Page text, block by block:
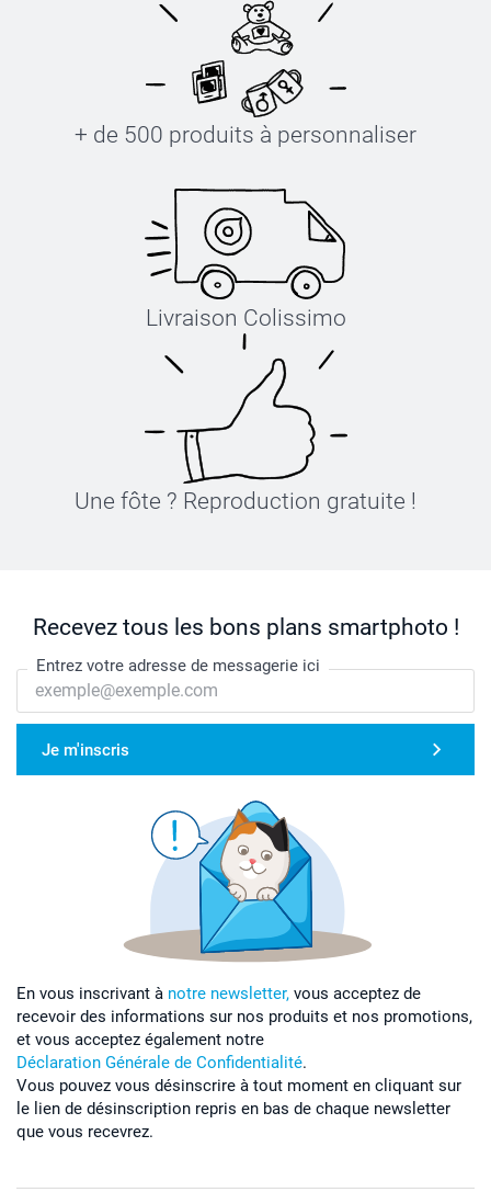
+ de 500 produits à personnaliser
Livraison Colissimo
Une fôte ? Reproduction gratuite !
Recevez tous les bons plans smartphoto !
Entrez votre adresse de messagerie ici
Je m'inscris
En vous inscrivant à notre newsletter, vous acceptez de
recevoir des informations sur nos produits et nos promotions,
et vous acceptez également notre
Déclaration Générale de Confidentialité.
Vous pouvez vous désinscrire à tout moment en cliquant sur
le lien de désinscription repris en bas de chaque newsletter
que vous recevrez.